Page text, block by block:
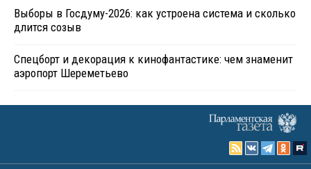
Выборы в Госдуму-2026: как устроена система и сколько
длится созыв
Спецборт и декорация к кинофантастике: чем знаменит
аэропорт Шереметьево